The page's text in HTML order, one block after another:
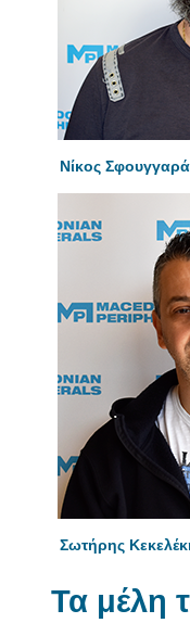
Νίκος
Σωτήρης
Τα μέλη